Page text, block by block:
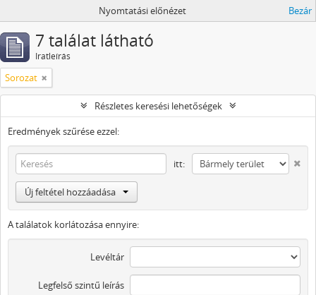
Nyomtatási előnézet Bezár
7 találat látható
Iratleírás
Sorozat
Részletes keresési lehetőségek
Eredmények szűrése ezzel:
itt:
Új feltétel hozzáadása
A találatok korlátozása ennyire:
Levéltár
Legfelső szintű leírás